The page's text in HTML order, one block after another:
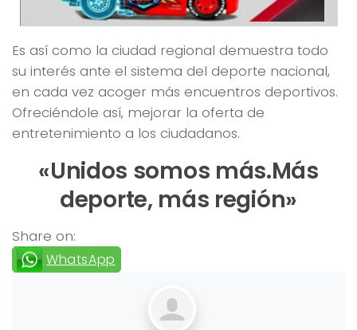
Es así como la ciudad regional demuestra todo
su interés ante el sistema del deporte nacional,
en cada vez acoger más encuentros deportivos.
Ofreciéndole así, mejorar la oferta de
entretenimiento a los ciudadanos.
«Unidos somos más.Más
deporte, más región»
Share on:
WhatsApp